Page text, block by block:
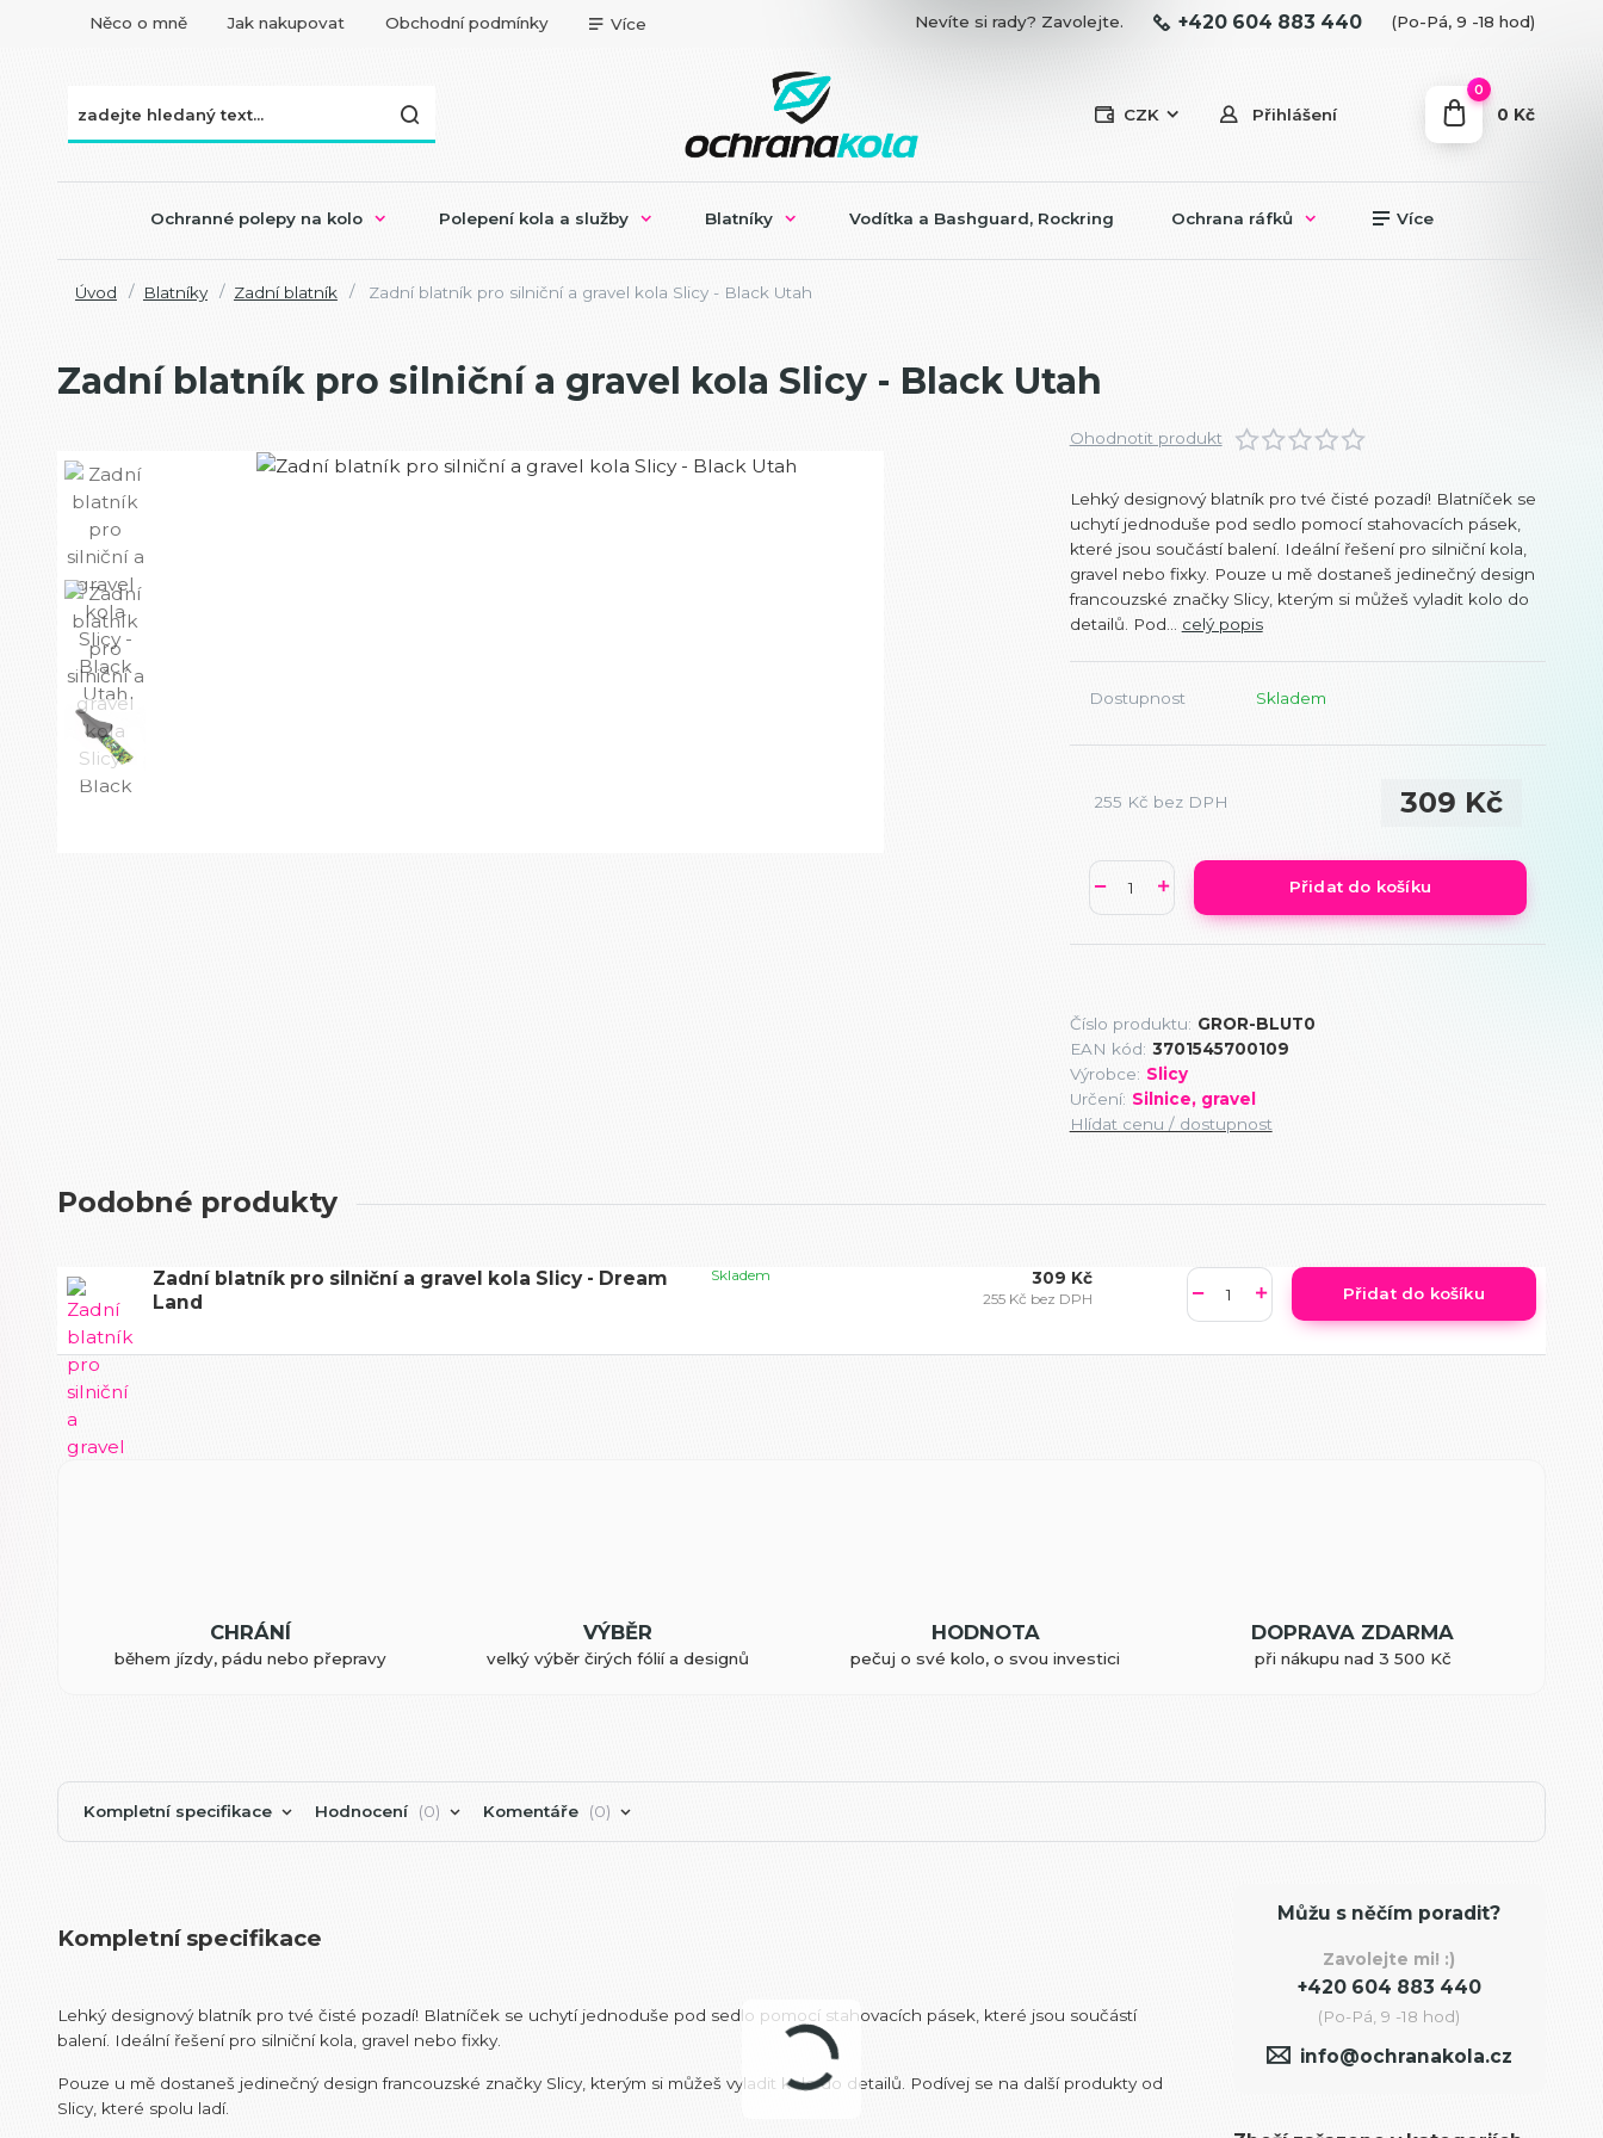
Něco o mně Jak nakupovat Obchodní podmínky Více
CZK Přihlášení
Nevíte si rady? Zavolejte. +420 604 883 440 (Po-Pá, 9 -18 hod)
0
0 Kč
Ochranné polepy na kolo Polepení kola a služby Blatníky Vodítka a Bashguard, Rockring Ochrana ráfků Více
Úvod Blatníky Zadní blatník Zadní blatník pro silniční a gravel kola Slicy - Black Utah
Zadní blatník pro silniční a gravel kola Slicy - Black Utah
Ohodnotit produkt
Lehký designový blatník pro tvé čisté pozadí! Blatníček se
uchytí jednoduše pod sedlo pomocí stahovacích pásek,
které jsou součástí balení. Ideální řešení pro silniční kola,
gravel nebo fixky. Pouze u mě dostaneš jedinečný design
francouzské značky Slicy, kterým si můžeš vyladit kolo do
detailů. Pod... celý popis
Dostupnost Skladem
309 Kč
255 Kč bez DPH
Přidat do košíku
Číslo produktu: GROR-BLUT0
EAN kód: 3701545700109
Výrobce: Slicy
Určení: Silnice, gravel
Hlídat cenu / dostupnost
Podobné produkty
Zadní blatník pro silniční a gravel kola Slicy - Dream
Land
309 Kč
255 Kč bez DPH
Skladem
Přidat do košíku
CHRÁNÍ
během jízdy, pádu nebo přepravy
VÝBĚR
velký výběr čirých fólií a designů
HODNOTA
pečuj o své kolo, o svou investici
DOPRAVA ZDARMA
při nákupu nad 3 500 Kč
Kompletní specifikace Hodnocení 0 Komentáře 0
Kompletní specifikace
Lehký designový blatník pro tvé čisté pozadí! Blatníček se uchytí jednoduše pod sedlo pomocí stahovacích pásek, které jsou součástí
balení. Ideální řešení pro silniční kola, gravel nebo fixky.
Pouze u mě dostaneš jedinečný design francouzské značky Slicy, kterým si můžeš vyladit kolo do detailů. Podívej se na další produkty od
Slicy, které spolu ladí.
Můžu s něčím poradit?
Zavolejte mi! :)
+420 604 883 440
(Po-Pá, 9 -18 hod)
info@ochranakola.cz